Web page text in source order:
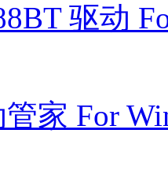
驱动
家 For